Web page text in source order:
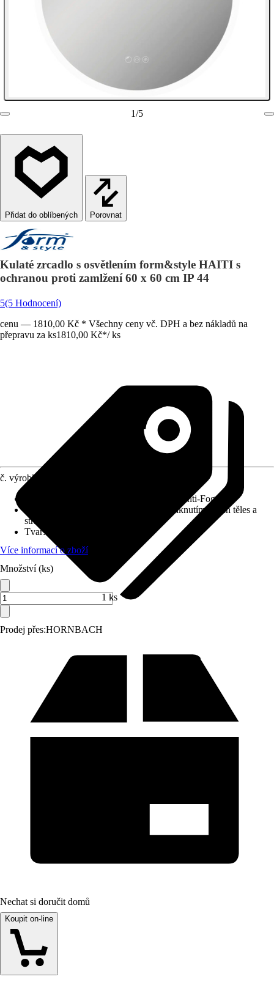
1/5
Porovnat
Kulaté zrcadlo s osvětlením form&style HAITI s
ochranou proti zamlžení 60 x 60 cm IP 44
5(5 Hodnocení)
cenu — 1810,00 Kč * Všechny ceny vč. DPH a bez nákladů na
přepravu za ks1810,00 Kč*/ ks
Prodej přes:HORNBACH
č. výrobku
Touch Sensor, Systém Anti-Fog
IP 44 (chráněno před vniknutím cizích těles a
stříkající vody)
Tvar:
Více informací o zboží
Množství (ks)
1 ks
Nechat si doručit domů
Koupit on-line